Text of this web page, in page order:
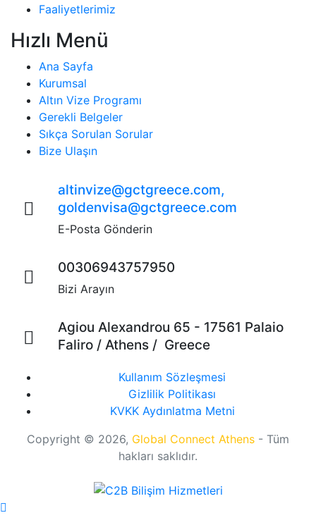
Faaliyetlerimiz
Hızlı Menü
Ana Sayfa
Kurumsal
Altın Vize Programı
Gerekli Belgeler
Sıkça Sorulan Sorular
Bize Ulaşın
altinvize@gctgreece.com,
goldenvisa@gctgreece.com
E-Posta Gönderin
00306943757950
Bizi Arayın
Agiou Alexandrou 65 - 17561 Palaio
Faliro / Athens / Greece
Kullanım Sözleşmesi
Gizlilik Politikası
KVKK Aydınlatma Metni
Copyright © 2026, Global Connect Athens - Tüm
hakları saklıdır.